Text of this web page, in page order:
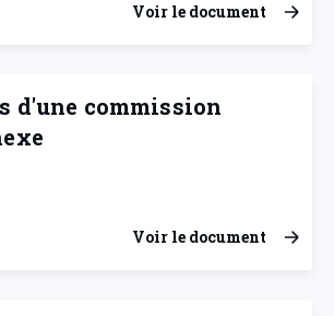
Voir le document
d'une commission
Voir le document